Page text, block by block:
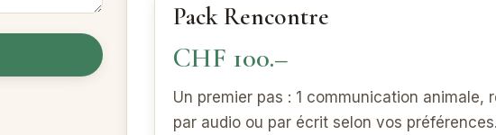
Pack Rencontre
CHF 100.–
Un premier pas : 1 communication animale,
par audio ou par écrit selon vos préférences.